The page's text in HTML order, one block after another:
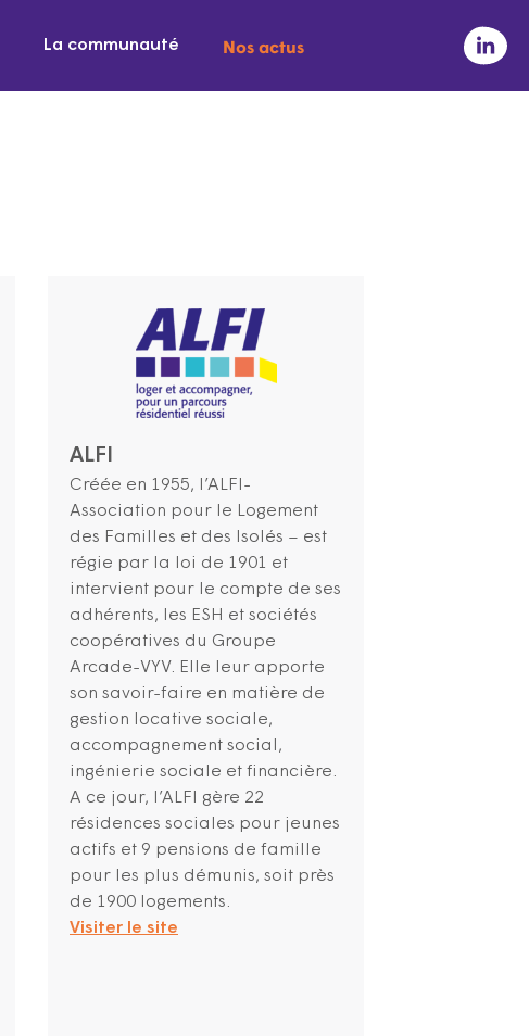
La communauté Nos actus
ALFI
Créée en 1955, l’ALFI-
Association pour le Logement
des Familles et des Isolés – est
régie par la loi de 1901 et
intervient pour le compte de ses
adhérents, les ESH et sociétés
coopératives du Groupe
Arcade-VYV. Elle leur apporte
son savoir-faire en matière de
gestion locative sociale,
accompagnement social,
ingénierie sociale et financière.
A ce jour, l’ALFI gère 22
résidences sociales pour jeunes
actifs et 9 pensions de famille
pour les plus démunis, soit près
de 1900 logements.
Visiter le site